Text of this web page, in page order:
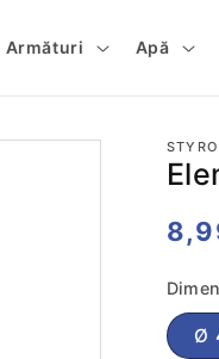
Armături Apă
Ø